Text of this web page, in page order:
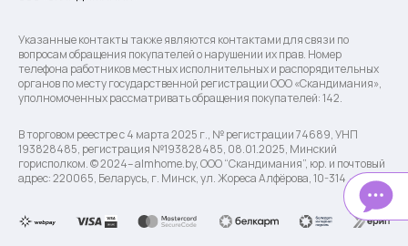
Указанные контакты также являются контактами для связи по
вопросам обращения покупателей о нарушении их прав. Номер
телефона работников местных исполнительных и распорядительных
органов по месту государственной регистрации ООО «Скандимания»,
уполномоченных рассматривать обращения покупателей: 142.
В торговом реестре с 4 марта 2025 г., № регистрации 74689, УНП
193828485, регистрация №193828485, 08.01.2025, Минский
горисполком. © 2024– almhome.by, ООО “Скандимания”, юр. и почтовый
адрес: 220065, Беларусь, г. Минск, ул. Жореса Алфёрова, 10-314